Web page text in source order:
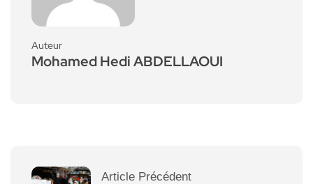
Auteur
Mohamed Hedi ABDELLAOUI
Article Précédent